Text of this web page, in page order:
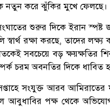
নতুন করে ঝুঁকির মুখে ফেলছে।
শুরুর দিকে ইরান স্পষ্ট
স্বার্থ রক্ষা করছে, তাদের
সবচেয়ে বড় ক্ষয়ক্ষতির
চরম অবনতির দিকে ধাবিত
সংযুক্ত আরব আমিরাতের
আবুধাবির পক্ষ থেকে